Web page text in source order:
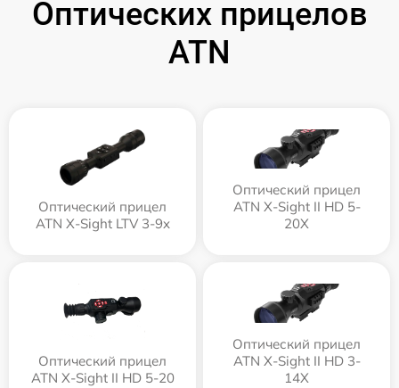
Оптических прицелов
ATN
Оптический прицел
ATN X-Sight LTV 3-9x
Оптический прицел
ATN X-Sight II HD 5-
20X
Оптический прицел
ATN X-Sight II HD 5-20
Оптический прицел
ATN X-Sight II HD 3-
14X